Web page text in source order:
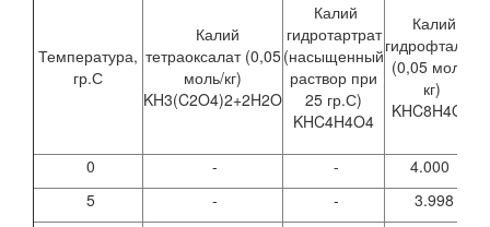
Температура,
гр.С
Калий
тетраоксалат (0,05
моль/кг)
KH3(C2O4)2+2H2O
Калий
гидротартрат
(насыщенный
раствор при
25 гр.С)
KHC4H4O4
Калий
гидрофталат
(0,05 моль/
кг)
KHC8H4O4
0
- -
4.000
5
- -
3.998